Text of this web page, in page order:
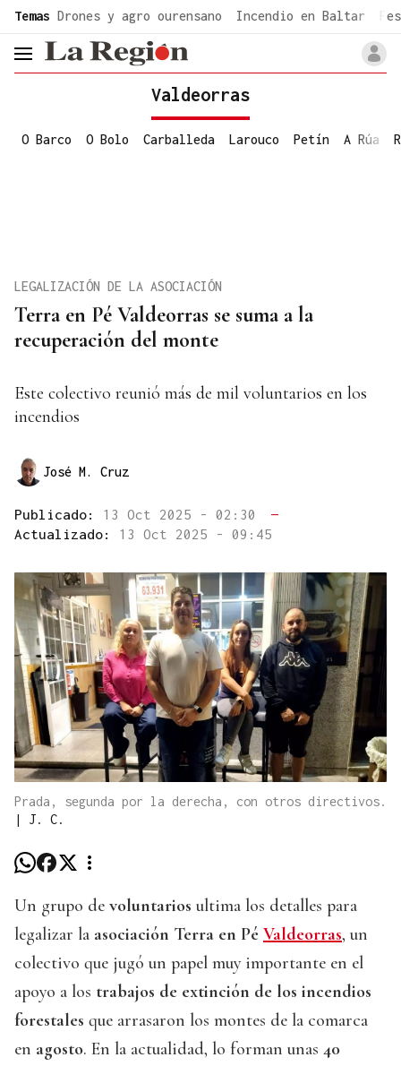
Temas Drones y agro ourensano Incendio en Baltar
header.menu.open
Valdeorras
O Barco O Bolo Carballeda Larouco Petín A Rúa
Terra en Pé Valdeorras se suma a la
recuperación del monte
LEGALIZACIÓN DE LA ASOCIACIÓN
Este colectivo reunió más de mil voluntarios en los
incendios
José M. Cruz
Publicado: 13 Oct 2025 - 02:30
—
Actualizado: 13 Oct 2025 - 09:45
Prada, segunda por la derecha, con otros directivos.
| J. C.
Un grupo de voluntarios ultima los detalles para
legalizar la asociación Terra en Pé Valdeorras, un
colectivo que jugó un papel muy importante en el
apoyo a los trabajos de extinción de los incendios
forestales que arrasaron los montes de la comarca
en agosto. En la actualidad, lo forman unas 40